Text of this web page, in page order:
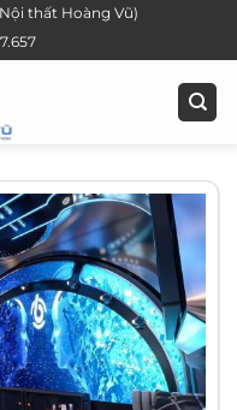
thất Hoàng Vũ)